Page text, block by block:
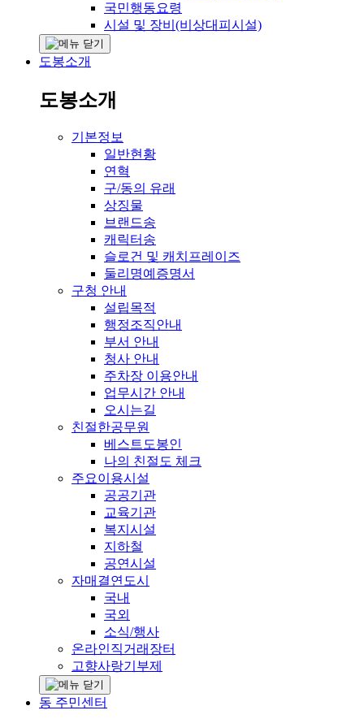
국민행동요령
시설 및 장비(비상대피시설)
도봉소개
도봉소개
기본정보
일반현황
연혁
구/동의 유래
상징물
브랜드송
캐릭터송
슬로건 및 캐치프레이즈
둘리명예증명서
구청 안내
설립목적
행정조직안내
부서 안내
청사 안내
주차장 이용안내
업무시간 안내
오시는길
친절한공무원
베스트도봉인
나의 친절도 체크
주요이용시설
공공기관
교육기관
복지시설
지하철
공연시설
자매결연도시
국내
국외
소식/행사
온라인직거래장터
고향사랑기부제
동 주민센터